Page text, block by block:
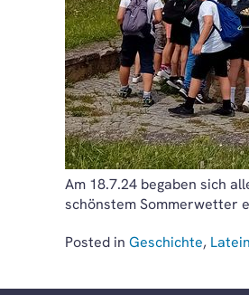
Am 18.7.24 begaben sich
schönstem Sommerwetter
Posted in Geschichte, Latein